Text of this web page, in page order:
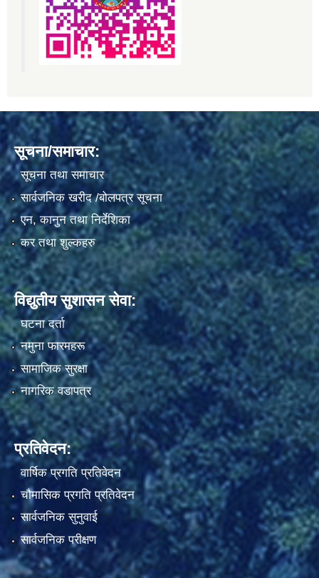
सूचना/समाचार:
सूचना तथा समाचार
सार्वजनिक खरीद /बोलपत्र सूचना
एन, कानुन तथा निर्देशिका
कर तथा शुल्कहरु
विद्युतीय सुशासन सेवा:
घटना दर्ता
नमुना फारमहरू
सामाजिक सुरक्षा
नागरिक वडापत्र
प्रतिवेदन:
वार्षिक प्रगति प्रतिवेदन
चौमासिक प्रगति प्रतिवेदन
सार्वजनिक सुनुवाई
सार्वजनिक परीक्षण